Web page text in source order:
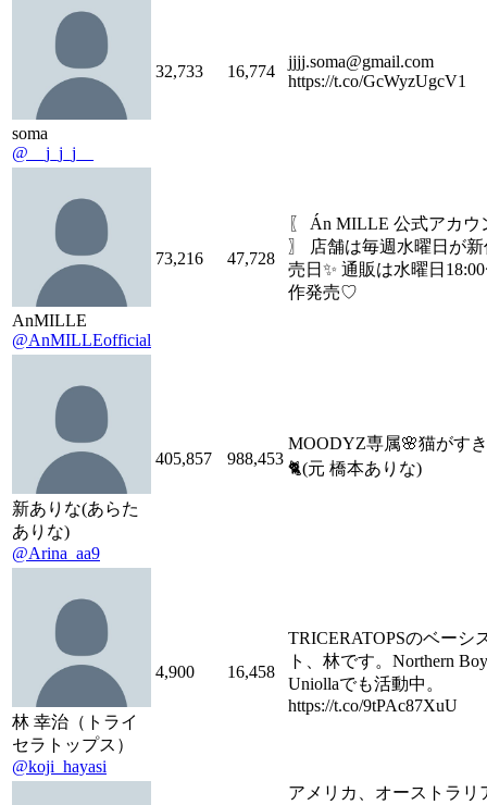
soma
@__j_j_j__
32,733 16,774
jjjj.soma@gmail.com
https://t.co/GcWyzUgcV1
AnMILLE
@AnMILLEofficial
73,216 47,728
〖 Án MILLE 公式アカウ
〗ㅤㅤㅤㅤㅤㅤㅤㅤㅤㅤㅤㅤㅤ ㅤㅤㅤㅤㅤㅤㅤㅤㅤㅤㅤㅤㅤㅤㅤㅤ店舗は毎週
売日✨ 通販は水曜日
作発売♡
新ありな(あらた
ありな)
@Arina_aa9
405,857 988,453
MOODYZ専属🌸猫がす
🐈(元 橋本ありな)
林 幸治（トライ
セラトップス）
@koji_hayasi
4,900 16,458
TRICERATOPSのベーシ
ト、林です。Northern
Uniollaでも活動中。
https://t.co/9tPAc87XuU
アメリカ、オーストラリ